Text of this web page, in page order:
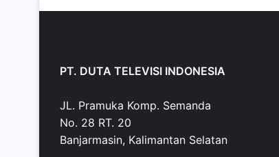
PT. DUTA TELEVISI INDONESIA
JL. Pramuka Komp. Semanda
No. 28 RT. 20
Banjarmasin, Kalimantan Selatan